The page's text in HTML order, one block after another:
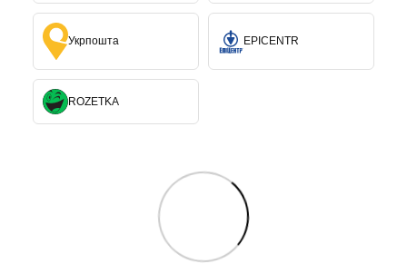
Укрпошта EPICENTR
ROZETKA